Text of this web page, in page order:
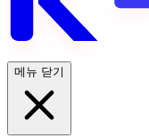
메뉴 닫기